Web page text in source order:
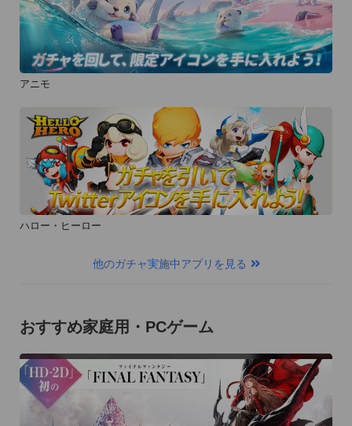
アニモ
ハロー・ヒーロー
他のガチャ実施中アプリを見る
おすすめ家庭用・PCゲーム